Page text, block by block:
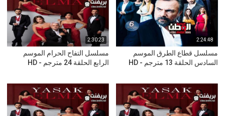
2:24:48
مسلسل قطاع الطرق الموسم
السادس الحلقة 13 مترجم - HD
2:30:23
مسلسل التفاح الحرام الموسم
الرابع الحلقة 24 مترجم - HD